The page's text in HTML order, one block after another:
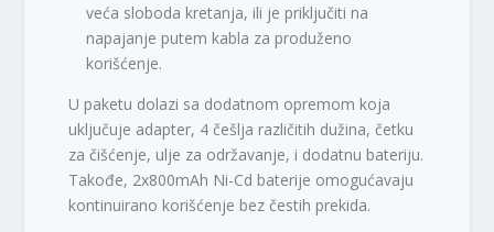
veća sloboda kretanja, ili je priključiti na
napajanje putem kabla za produženo
korišćenje.
U paketu dolazi sa dodatnom opremom koja
uključuje adapter, 4 češlja različitih dužina, četku
za čišćenje, ulje za održavanje, i dodatnu bateriju.
Takođe, 2x800mAh Ni-Cd baterije omogućavaju
kontinuirano korišćenje bez čestih prekida.